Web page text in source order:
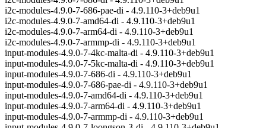
i2c-modules-4.9.0-7-686-pae-di - 4.9.110-3+deb9u1
i2c-modules-4.9.0-7-amd64-di - 4.9.110-3+deb9u1
i2c-modules-4.9.0-7-arm64-di - 4.9.110-3+deb9u1
i2c-modules-4.9.0-7-armmp-di - 4.9.110-3+deb9u1
input-modules-4.9.0-7-4kc-malta-di - 4.9.110-3+deb9u1
input-modules-4.9.0-7-5kc-malta-di - 4.9.110-3+deb9u1
input-modules-4.9.0-7-686-di - 4.9.110-3+deb9u1
input-modules-4.9.0-7-686-pae-di - 4.9.110-3+deb9u1
input-modules-4.9.0-7-amd64-di - 4.9.110-3+deb9u1
input-modules-4.9.0-7-arm64-di - 4.9.110-3+deb9u1
input-modules-4.9.0-7-armmp-di - 4.9.110-3+deb9u1